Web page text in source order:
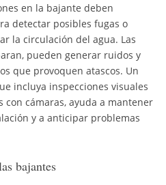
en la bajante deben
detectar posibles fugas o
la circulación del agua. Las
pueden generar ruidos y
que provoquen atascos. Un
incluya inspecciones visuales
con cámaras, ayuda a mantener
y a anticipar problemas
bajantes